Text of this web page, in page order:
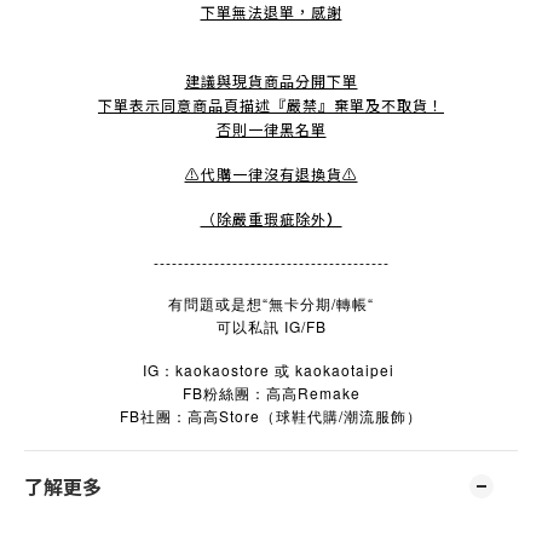
下單無法退單，感謝
建議與現貨商品分開下單
下單表示同意商品頁描述『嚴禁』棄單及不取貨！
否則一律黑名單
⚠️代購一律沒有退換貨⚠️
（除嚴重瑕疵除外）
---------------------------------------
有問題或是想“無卡分期/轉帳“
可以私訊 IG/FB
IG：kaokaostore 或 kaokaotaipei
FB粉絲團：高高Remake
FB社團：高高Store （球鞋代購/潮流服飾）
了解更多